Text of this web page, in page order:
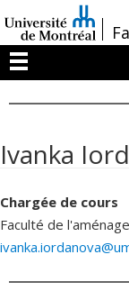
au
contenu
/
Menu
Ivanka
Chargée de cours
Faculté de